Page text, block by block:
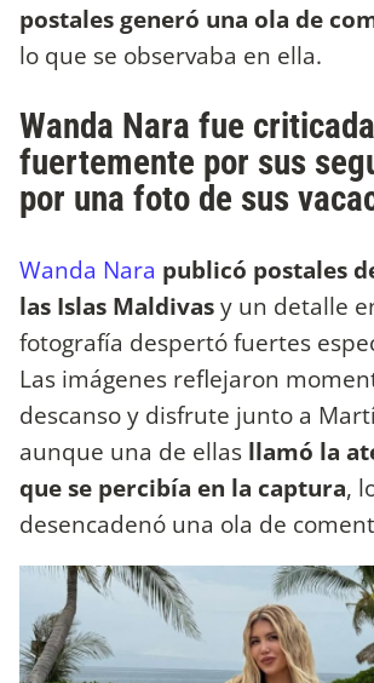
postales generó una ola de
lo que se observaba en ella.
Wanda Nara fue criticada
fuertemente por sus
por una foto de sus
Wanda Nara publicó postales
las Islas Maldivasy un detalle
fotografía despertó fuertes
Las imágenes reflejaron
descanso y disfrute junto a
aunque una de ellas llamó la
que se percibía en la captura,
desencadenó una ola de